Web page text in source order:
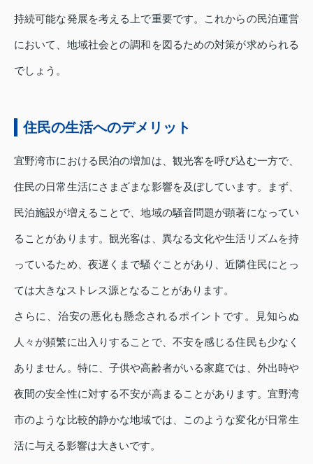
持続可能な発展を考える上で重要です。これからの民泊運営
において、地域社会との調和を図るための対策が求められる
でしょう。
住民の生活へのデメリット
宜野湾市における民泊の増加は、観光客を呼び込む一方で、
住民の日常生活にさまざまな影響を及ぼしています。まず、
民泊施設が増えることで、地域の騒音問題が顕著になってい
ることがあります。観光客は、異なる文化や生活リズムを持
っているため、夜遅くまで騒ぐことがあり、近隣住民にとっ
ては大きなストレス源となることがあります。
さらに、治安の悪化も懸念されるポイントです。見知らぬ
人々が頻繁に出入りすることで、不安を感じる住民も少なく
ありません。特に、子供や高齢者がいる家庭では、外出時や
夜間の安全性に対する不安が高まることがあります。宜野湾
市のような比較的静かな地域では、このような変化が日常生
活に与える影響は大きいです。